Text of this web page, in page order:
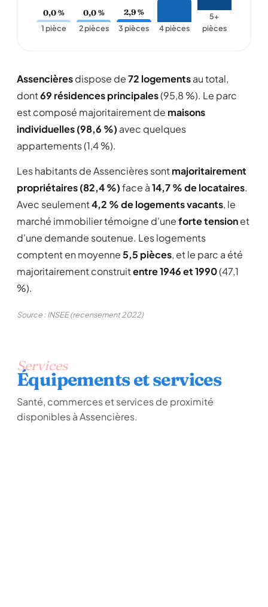
0,0 %
1 pièce
0,0 %
2 pièces
2,9 %
3 pièces
4 pièces
5+
pièces
Assencièresdispose de72 logementsau total,
dont69 résidences principales(95,8 %). Le parc
est composé majoritairement de maisons
individuelles (98,6 %) avec quelques
appartements (1,4 %).
Les habitants de Assencières sontmajoritairement
propriétaires (82,4 %)face à14,7 % de locataires.
Avec seulement4,2 % de logements vacants, le
marché immobilier témoigne d'uneforte tensionet
d'une demande soutenue. Les logements
comptent en moyenne5,5 pièces, et le parc a été
majoritairement construitentre 1946 et 1990(47,1
%).
Source : INSEE (recensement 2022)
Services
Équipements et services
Santé, commerces et services de proximité
disponibles à Assencières.